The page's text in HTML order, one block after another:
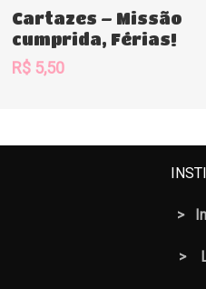
Comprar
Cartazes – Missão
cumprida, Férias!
R$ 5,50
>
>